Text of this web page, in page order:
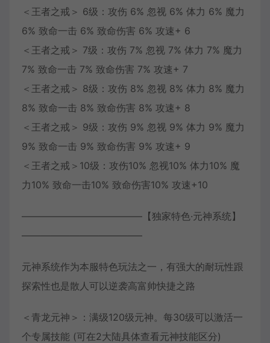
＜王者之戒＞ 6级：攻伤 6% 忽视 6% 体力 6% 魔力
6% 致命一击 6% 致命伤害 6% 攻速+ 6
＜王者之戒＞ 7级：攻伤 7% 忽视 7% 体力 7% 魔力
7% 致命一击 7% 致命伤害 7% 攻速+ 7
＜王者之戒＞ 8级：攻伤 8% 忽视 8% 体力 8% 魔力
8% 致命一击 8% 致命伤害 8% 攻速+ 8
＜王者之戒＞ 9级：攻伤 9% 忽视 9% 体力 9% 魔力
9% 致命一击 9% 致命伤害 9% 攻速+ 9
＜王者之戒＞10级：攻伤10% 忽视10% 体力10% 魔
力10% 致命一击10% 致命伤害10% 攻速+10
————————————–【独家特色·元神系统】
————————————–
元神系统作为本服特色玩法之一，有强大的耐玩性跟
探索性也是散人可以逆袭高富帅快捷之路
＜青龙元神＞：满级120级元神。每30级可以激活一
个专属技能 (可在2大陆具体查看元神技能区分)